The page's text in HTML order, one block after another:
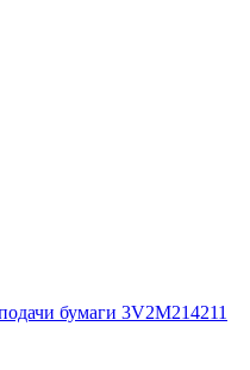
бумаги 3V2M214211